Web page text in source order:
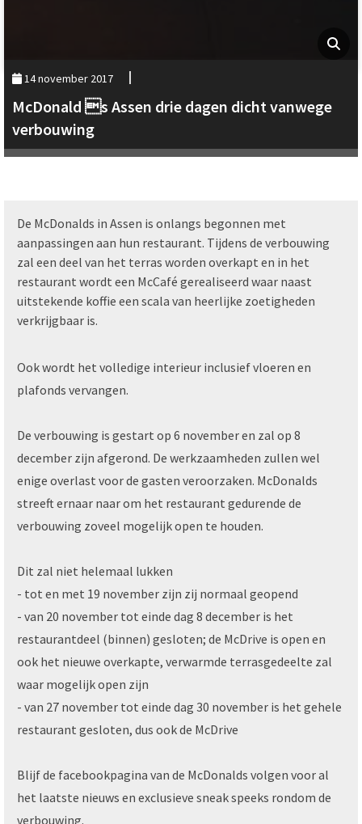
14 november 2017
McDonald s Assen drie dagen dicht vanwege
verbouwing
De McDonalds in Assen is onlangs begonnen met
aanpassingen aan hun restaurant. Tijdens de verbouwing
zal een deel van het terras worden overkapt en in het
restaurant wordt een McCafé gerealiseerd waar naast
uitstekende koffie een scala van heerlijke zoetigheden
verkrijgbaar is.
Ook wordt het volledige interieur inclusief vloeren en
plafonds vervangen.
De verbouwing is gestart op 6 november en zal op 8
december zijn afgerond. De werkzaamheden zullen wel
enige overlast voor de gasten veroorzaken. McDonalds
streeft ernaar naar om het restaurant gedurende de
verbouwing zoveel mogelijk open te houden.
Dit zal niet helemaal lukken
- tot en met 19 november zijn zij normaal geopend
- van 20 november tot einde dag 8 december is het
restaurantdeel (binnen) gesloten; de McDrive is open en
ook het nieuwe overkapte, verwarmde terrasgedeelte zal
waar mogelijk open zijn
- van 27 november tot einde dag 30 november is het gehele
restaurant gesloten, dus ook de McDrive
Blijf de facebookpagina van de McDonalds volgen voor al
het laatste nieuws en exclusieve sneak speeks rondom de
verbouwing.